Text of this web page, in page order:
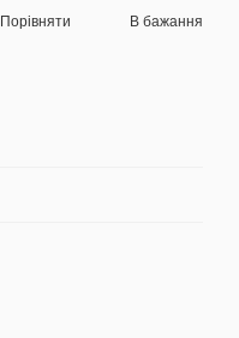
Порівняти В бажання